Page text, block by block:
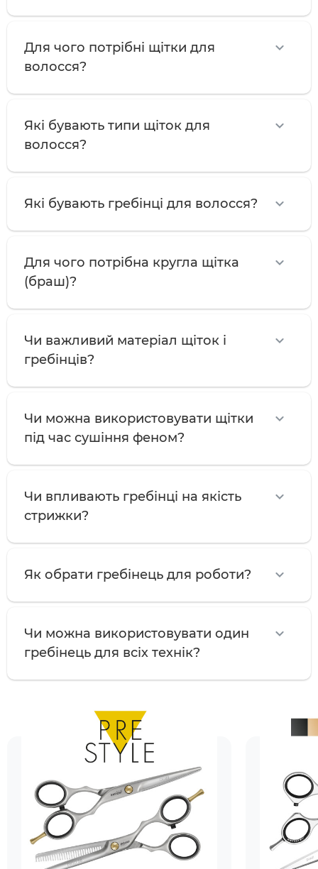
Для чого потрібні щітки для
волосся?
Які бувають типи щіток для
волосся?
Які бувають гребінці для волосся?
Для чого потрібна кругла щітка
(браш)?
Чи важливий матеріал щіток і
гребінців?
Чи можна використовувати щітки
під час сушіння феном?
Чи впливають гребінці на якість
стрижки?
Як обрати гребінець для роботи?
Чи можна використовувати один
гребінець для всіх технік?